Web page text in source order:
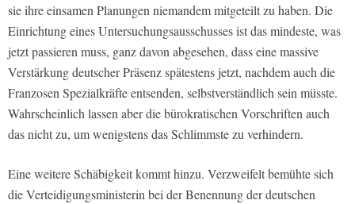
sie ihre einsamen Planungen niemandem mitgeteilt zu haben. Die
Einrichtung eines Untersuchungsausschusses ist das mindeste, was
jetzt passieren muss, ganz davon abgesehen, dass eine massive
Verstärkung deutscher Präsenz spätestens jetzt, nachdem auch die
Franzosen Spezialkräfte entsenden, selbstverständlich sein müsste.
Wahrscheinlich lassen aber die bürokratischen Vorschriften auch
das nicht zu, um wenigstens das Schlimmste zu verhindern.
Eine weitere Schäbigkeit kommt hinzu. Verzweifelt bemühte sich
die Verteidigungsministerin bei der Benennung der deutschen